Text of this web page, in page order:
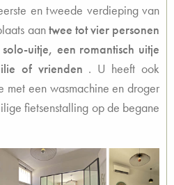
en tweede verdieping van
aantwee tot vier personen
uitje, een romantisch uitje
of vrienden . U heeft ook
met een wasmachine en droger
fietsenstalling op de begane